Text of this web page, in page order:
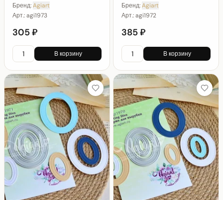
Бренд:Agiart
Арт.:agi1973
305 ₽
В корзину
Бренд:Agiart
Арт.:agi1972
385 ₽
В корзину